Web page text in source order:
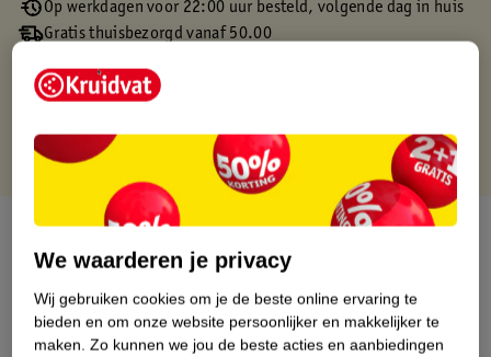
Op werkdagen voor 22:00 uur besteld, volgende dag in huis
Gratis thuisbezorgd vanaf 50.00
Gratis punten met je Kruidvat kaart
Over dit product
Etiketinformatie
We waarderen je privacy
Wij gebruiken cookies om je de beste online ervaring te
bieden en om onze website persoonlijker en makkelijker te
maken. Zo kunnen we jou de beste acties en aanbiedingen